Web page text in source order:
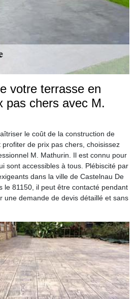
votre terrasse en
pas chers avec M.
le coût de la construction de
de prix pas chers, choisissez
M. Mathurin. Il est connu pour
sont accessibles à tous. Plébiscité par
dans la ville de Castelnau De
le 81150, il peut être contacté pendant
une demande de devis détaillé et sans